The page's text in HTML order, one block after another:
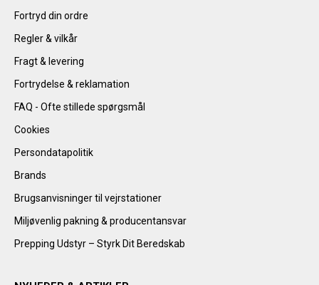
Fortryd din ordre
Regler & vilkår
Fragt & levering
Fortrydelse & reklamation
FAQ - Ofte stillede spørgsmål
Cookies
Persondatapolitik
Brands
Brugsanvisninger til vejrstationer
Miljøvenlig pakning & producentansvar
Prepping Udstyr – Styrk Dit Beredskab